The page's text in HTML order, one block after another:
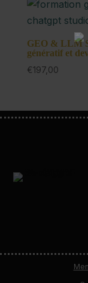
GEO & LLM
génératif et
€197,00